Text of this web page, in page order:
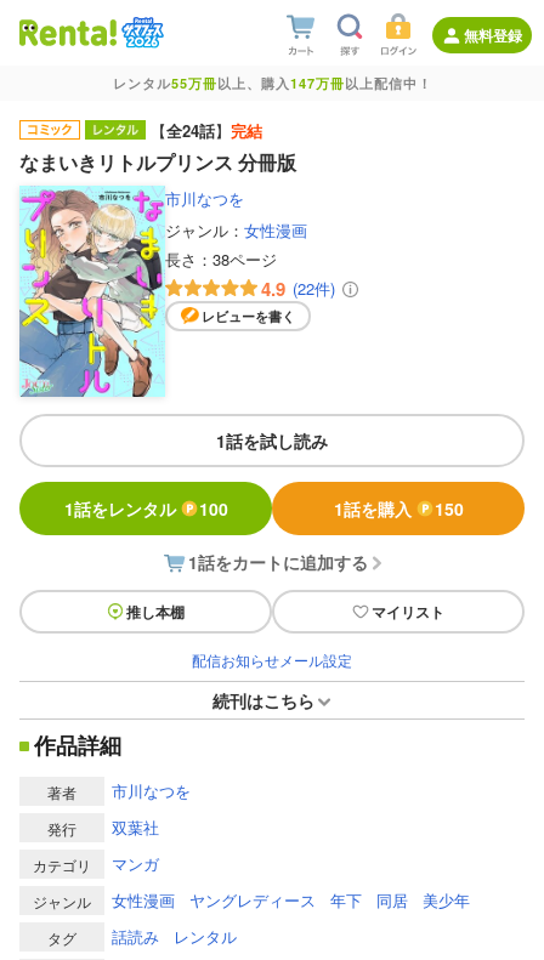
無料登録
レンタル55万冊以上、購入147万冊以上配信中！
【全24話】 完結
なまいきリトルプリンス 分冊版
市川なつを
ジャンル： 女性漫画
長さ： 38ページ
4.9 (22件)
レビューを書く
1話を試し読み
1話をレンタル 100 1話を購入 150
1話をカートに追加する
推し本棚 マイリスト
配信お知らせメール設定
続刊はこちら
作品詳細
著者 市川なつを
発行 双葉社
カテゴリ マンガ
ジャンル 女性漫画 ヤングレディース 年下 同居 美少年
タグ 話読み レンタル